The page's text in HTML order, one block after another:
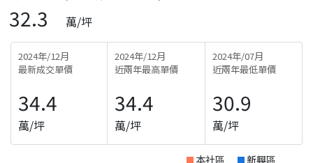
32.3 萬/坪
2024年/12月
最新成交單價
34.4
萬/坪
2024年/12月
近兩年最高單價
34.4
萬/坪
2024年/07月
近兩年最低單價
30.9
萬/坪
本社區 新興區